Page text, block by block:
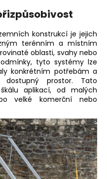
konstrukcí je jejich
terénním a místním
oblasti, svahy nebo
tyto systémy lze
konkrétním potřebám a
dostupný prostor. Tato
aplikací, od malých
velké komerční nebo